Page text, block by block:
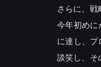
さらに、
今年初め
に達し、
談笑し、そ